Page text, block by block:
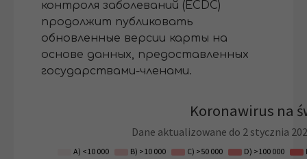
контроля заболеваний (ECDC)
продолжит публиковать
обновленные версии карты на
основе данных, предоставленных
государствами-членами.